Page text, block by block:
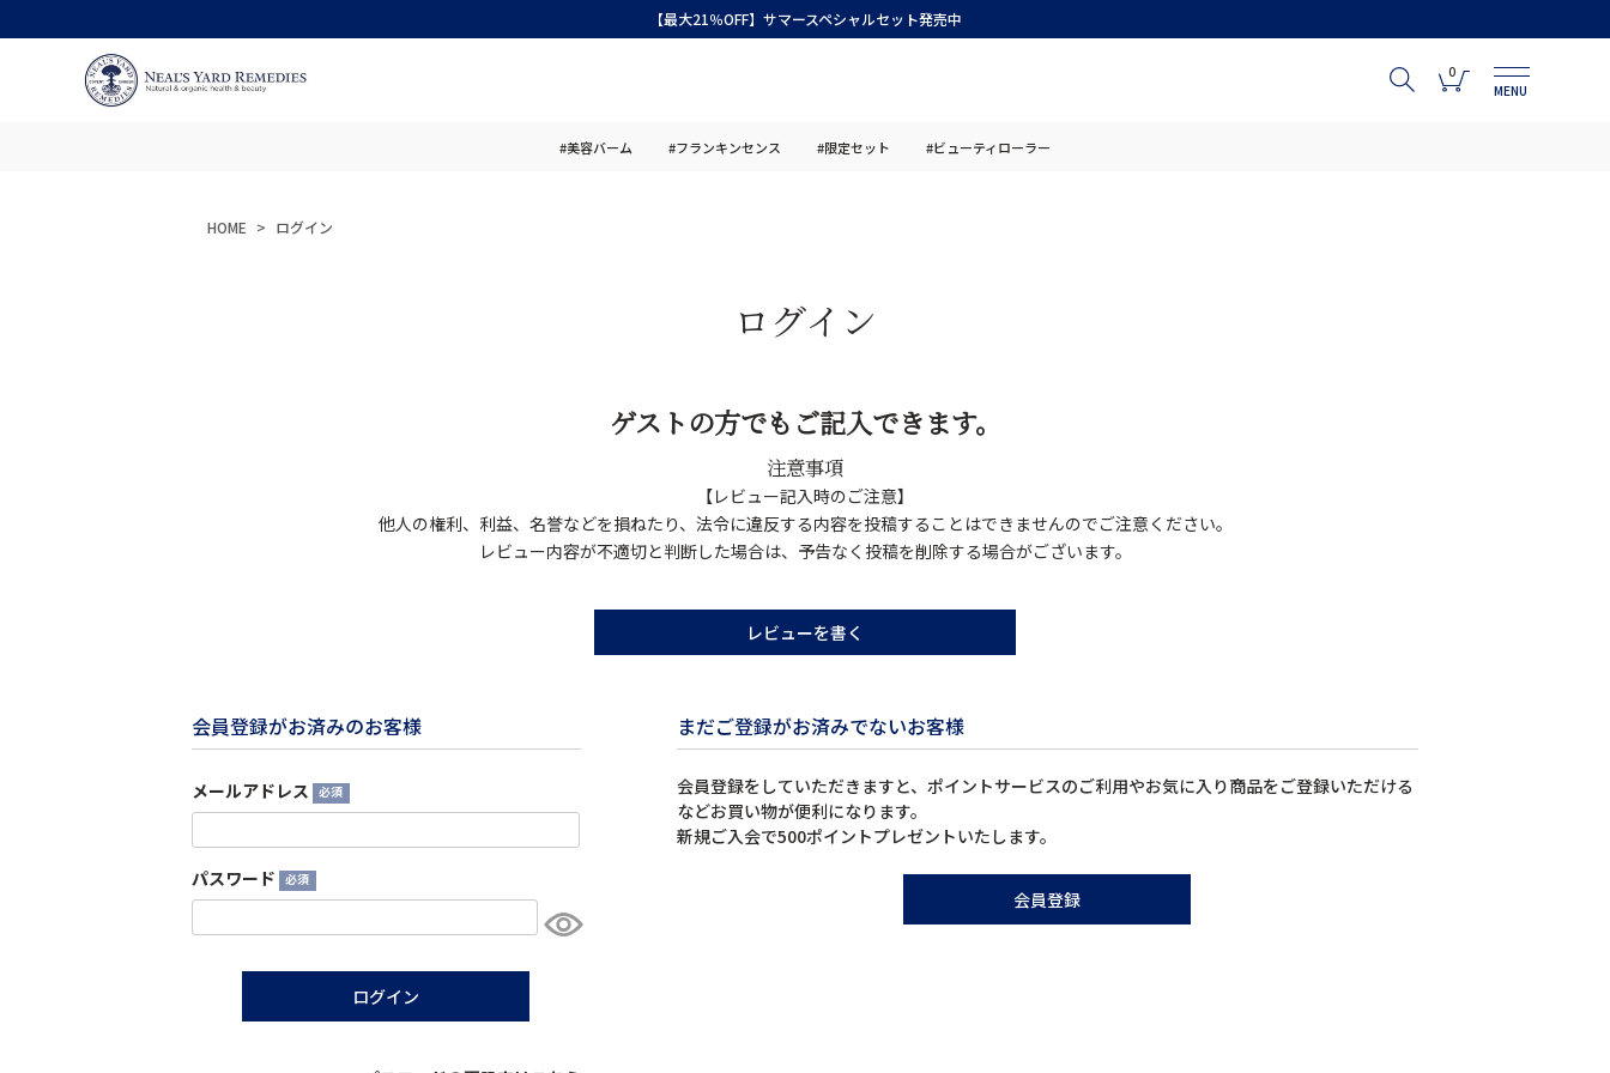
【最大21％OFF】サマースペシャルセット発売中
0
MENU
#美容バーム #フランキンセンス #限定セット #ビューティローラー
HOME ログイン
ログイン
ゲストの方でもご記入できます。
注意事項
【レビュー記入時のご注意】
他人の権利、利益、名誉などを損ねたり、法令に違反する内容を投稿することはできませんのでご注意ください。
レビュー内容が不適切と判断した場合は、予告なく投稿を削除する場合がございます。
レビューを書く
会員登録がお済みのお客様
メールアドレス
(必
須)
パスワード
(必
須)
ログイン
まだご登録がお済みでないお客様
会員登録をしていただきますと、ポイントサービスのご利用やお気に入り商品をご登録いただける
などお買い物が便利になります。
新規ご入会で500ポイントプレゼントいたします。
会員登録